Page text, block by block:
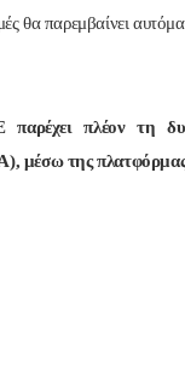
θα παρεμβαίνει
παρέχει πλέον τη
μέσω της